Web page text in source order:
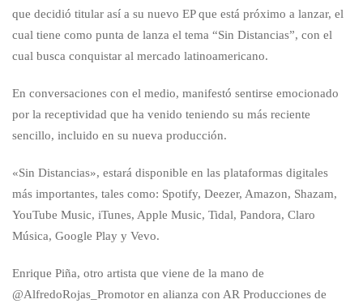
que decidió titular así a su nuevo EP que está próximo a lanzar, el
cual tiene como punta de lanza el tema “Sin Distancias”, con el
cual busca conquistar al mercado latinoamericano.
En conversaciones con el medio, manifestó sentirse emocionado
por la receptividad que ha venido teniendo su más reciente
sencillo, incluido en su nueva producción.
«Sin Distancias», estará disponible en las plataformas digitales
más importantes, tales como: Spotify, Deezer, Amazon, Shazam,
YouTube Music, iTunes, Apple Music, Tidal, Pandora, Claro
Música, Google Play y Vevo.
Enrique Piña, otro artista que viene de la mano de
@AlfredoRojas_Promotor en alianza con AR Producciones de